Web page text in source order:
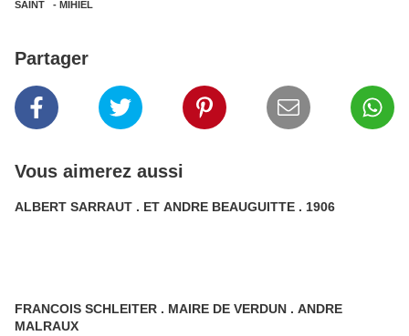
SAINT - MIHIEL
Partager
Vous aimerez aussi
ALBERT SARRAUT . ET ANDRE BEAUGUITTE . 1906
FRANCOIS SCHLEITER . MAIRE DE VERDUN . ANDRE
MALRAUX